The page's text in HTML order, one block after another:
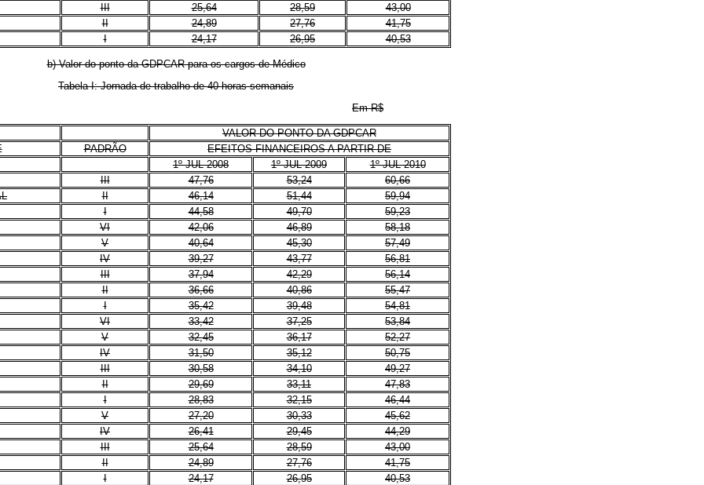
III 25,64 28,59
43,00
II
24,89 27,76
41,75
I
24,17 26,95 40,53
b) Valor do ponto da GDPCAR para os cargos de Médico
Tabela I: Jornada de trabalho de 40 horas semanais
Em R$
VALOR DO PONTO DA GDPCAR
PADRÃO
EFEITOS FINANCEIROS A PARTIR DE
1º JUL 2008
1º JUL 2009
1º JUL 2010
III
47,76 53,24
60,66
II 46,14 51,44
59,94
I
44,58 49,70
59,23
VI
42,06 46,89
58,18
V
40,64 45,30
57,49
IV 39,27 43,77
56,81
III
37,94 42,29
56,14
II
36,66 40,86
55,47
I
35,42 39,48
54,81
VI
33,42 37,25
53,84
V
32,45 36,17
52,27
IV 31,50 35,12
50,75
III
30,58 34,10
49,27
II
29,69 33,11
47,83
I
28,83 32,15
46,44
V
27,20 30,33
45,62
IV
26,41 29,45
44,29
III 25,64 28,59
43,00
II
24,89 27,76
41,75
I
24,17 26,95 40,53